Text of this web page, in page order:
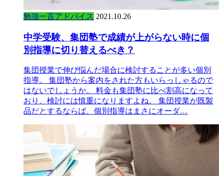
勉強一言アドバイス 2021.10.26
中学受験、集団塾で成績が上がらない時に個
別指導に切り替えるべき？
集団授業で伸び悩んだ場合に検討することが多い個別
指導。 集団塾から案内をされた方もいらっしゃるので
はないでしょうか。 料金も集団塾に比べ割高になって
おり、検討には慎重になりますよね。 集団授業が既製
品だとするならば、個別指導はまさにオーダ…